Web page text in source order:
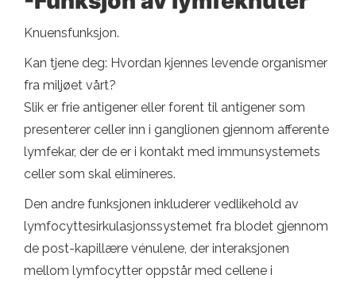
Knuensfunksjon.
Kan tjene deg: Hvordan kjennes levende organismer
fra miljøet vårt?
Slik er frie antigener eller forent til antigener som
presenterer celler inn i ganglionen gjennom afferente
lymfekar, der de er i kontakt med immunsystemets
celler som skal elimineres.
Den andre funksjonen inkluderer vedlikehold av
lymfocyttesirkulasjonssystemet fra blodet gjennom
de post-kapillære vénulene, der interaksjonen
mellom lymfocytter oppstår med cellene i